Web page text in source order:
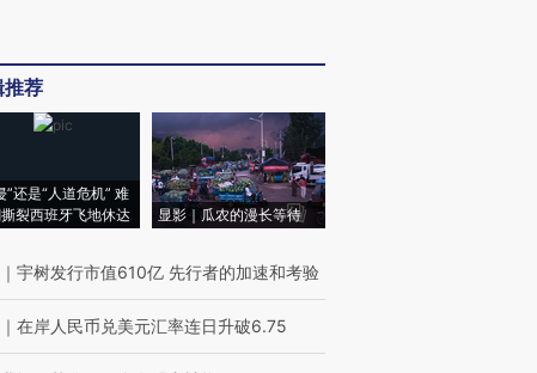
推荐
”还是“人道危机” 难
裂西班牙飞地休达
显影｜瓜农的漫长等待
｜ 宇树发行市值610亿 先行者的加速和考验
｜ 在岸人民币兑美元汇率连日升破6.75